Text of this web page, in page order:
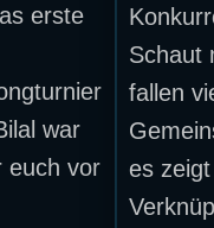
erste
war
euch vor
Schaut
fallen
es